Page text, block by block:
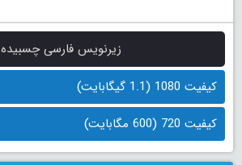
زیرنویس فارسی چسبیده
کیفیت 1080 (1.1 گیگابایت)
کیفیت 720 (600 مگابایت)